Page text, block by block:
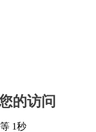
的访问
1秒